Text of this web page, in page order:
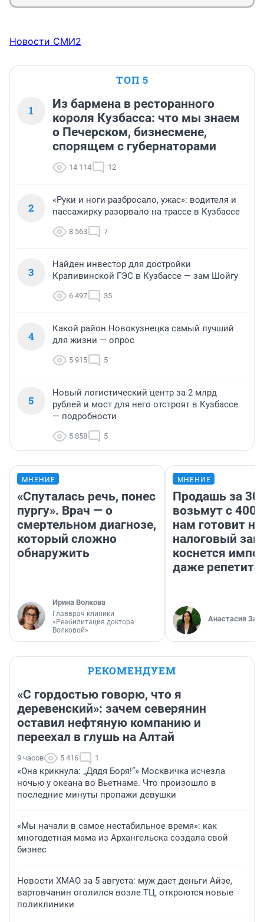
Новости СМИ2
ТОП 5
1
Из бармена в ресторанного
короля Кузбасса: что мы знаем
о Печерском, бизнесмене,
спорящем с губернаторами
14 114 12
2
«Руки и ноги разбросало, ужас»: водителя и
пассажирку разорвало на трассе в Кузбассе
8 563 7
3
Найден инвестор для достройки
Крапивинской ГЭС в Кузбассе — зам Шойгу
6 497 35
4
Какой район Новокузнецка самый лучший
для жизни — опрос
5 915 5
5
Новый логистический центр за 2 млрд
рублей и мост для него отстроят в Кузбассе
— подробности
5 858 5
МНЕНИЕ
«Спуталась речь, понес
пургу». Врач — о
смертельном диагнозе,
который сложно
обнаружить
Ирина Волкова
Главврач клиники
«Реабилитация доктора
Волковой»
МНЕНИЕ
Продашь за
возьмут с
нам готовит
налоговый
коснется
даже
Анастасия
РЕКОМЕНДУЕМ
«С гордостью говорю, что я
деревенский»: зачем северянин
оставил нефтяную компанию и
переехал в глушь на Алтай
9 часов 5 416 1
«Она крикнула: „Дядя Боря!“» Москвичка исчезла
ночью у океана во Вьетнаме. Что произошло в
последние минуты пропажи девушки
«Мы начали в самое нестабильное время»: как
многодетная мама из Архангельска создала свой
бизнес
Новости ХМАО за 5 августа: муж дает деньги Айзе,
вартовчанин оголился возле ТЦ, откроются новые
поликлиники